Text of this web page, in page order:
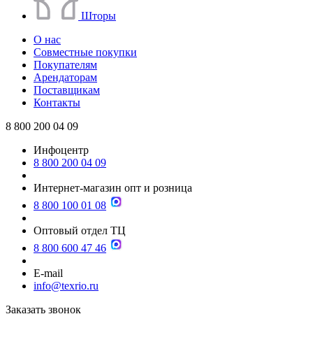
Шторы
О нас
Совместные покупки
Покупателям
Арендаторам
Поставщикам
Контакты
8 800 200 04 09
Инфоцентр
8 800 200 04 09
Интернет-магазин опт и розница
8 800 100 01 08
Оптовый отдел ТЦ
8 800 600 47 46
E-mail
info@texrio.ru
Заказать звонок